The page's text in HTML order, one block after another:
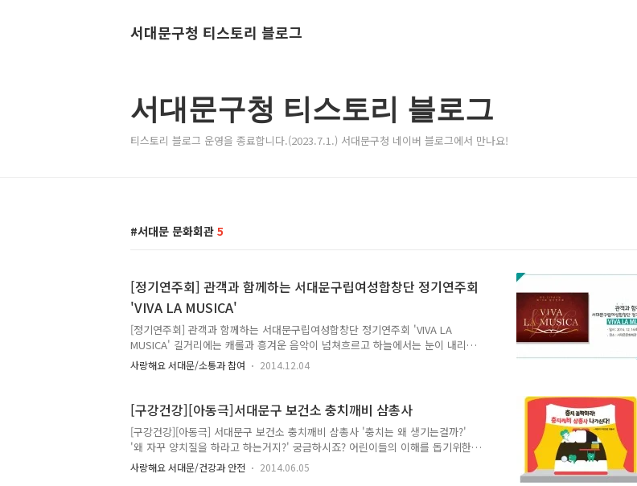
서대문구청 티스토리 블로그
서대문구청 티스토리 블로그
티스토리 블로그 운영을 종료합니다.(2023.7.1.) 서대문구청 네이버 블로그에서 만나요!
서대문 문화회관 5
[정기연주회] 관객과 함께하는 서대문구립여성합창단 정기연주회
'VIVA LA MUSICA'
[정기연주회] 관객과 함께하는 서대문구립여성합창단 정기연주회 'VIVA LA
MUSICA' 길거리에는 캐롤과 흥겨운 음악이 넘쳐흐르고 하늘에서는 눈이 내리는
이 시기, 한 해를 정리하고 마무리하는 12월, 서대문구는 구민들에게 감동적인
화음으로 기쁨과 희망의 메시지를 전하고, 관객과 하나가 되는 장을 마련하였어
분을 기다립니다!! 이번 정기연주회는 창단 20주년을 기념하는 공연으로 가곡,
민요, 가요, 팝송 등 다양한 레퍼토리로 구성되었고, 율동이 가미된 합창으로 관
객이 함께하는 연주회라니 너무 기대가 됩니다.(두근두근^^) 특별 공연으로 플루
트 연주계의 유망주인 김세현 플루티스트, 남성중창단인 리앤아미치(Lee an..
사랑해요 서대문/소통과 참여 2014.12.04
[구강건강][아동극]서대문구 보건소 충치깨비 삼총사
[구강건강][아동극] 서대문구 보건소 충치깨비 삼총사 '충치는 왜 생기는걸까?'
'왜 자꾸 양치질을 하라고 하는거지?' 궁금하시죠? 어린이들의 이해를 돕기위한
으로 여러분에게 충치에 대해 알려드릴게요 어린이 구강건강 어린이 아동극은
어린이들을 대상으로 구강건강의 중요성과 올바른 양치방법 그리고 구강건강 습
사랑해요 서대문/건강과 안전 2014.06.05